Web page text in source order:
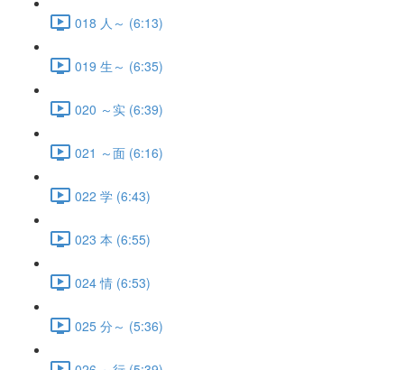
018 人～ (6:13)
019 生～ (6:35)
020 ～实 (6:39)
021 ～面 (6:16)
022 学 (6:43)
023 本 (6:55)
024 情 (6:53)
025 分～ (5:36)